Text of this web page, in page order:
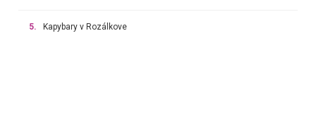
5. Kapybary v Rozálkove